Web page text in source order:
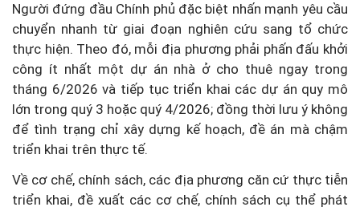
Người đứng đầu Chính phủ đặc biệt nhấn mạnh yêu cầu
chuyển nhanh từ giai đoạn nghiên cứu sang tổ chức
thực hiện. Theo đó, mỗi địa phương phải phấn đấu khởi
công ít nhất một dự án nhà ở cho thuê ngay trong
tháng 6/2026 và tiếp tục triển khai các dự án quy mô
lớn trong quý 3 hoặc quý 4/2026; đồng thời lưu ý không
để tình trạng chỉ xây dựng kế hoạch, đề án mà chậm
triển khai trên thực tế.
Về cơ chế, chính sách, các địa phương căn cứ thực tiễn
triển khai, đề xuất các cơ chế, chính sách cụ thể phát